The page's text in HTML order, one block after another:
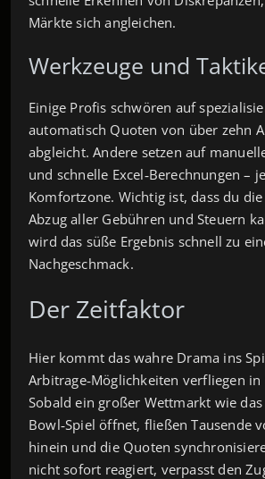
Märkte sich angleichen.
Werkzeuge und
Einige Profis schwören auf
automatisch Quoten von über zehn
abgleicht. Andere setzen auf
und schnelle Excel‑Berechnungen –
Komfortzone. Wichtig ist, dass du
Abzug aller Gebühren und Steuern
wird das süße Ergebnis schnell zu
Nachgeschmack.
Der Zeitfaktor
Hier kommt das wahre Drama ins
Arbitrage‑Möglichkeiten verfliegen in
Sobald ein großer Wettmarkt wie das
Bowl‑Spiel öffnet, fließen Tausende
hinein und die Quoten
nicht sofort reagiert, verpasst den